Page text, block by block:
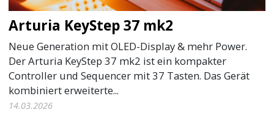
Arturia KeyStep 37 mk2
Neue Generation mit OLED-Display & mehr Power.
Der Arturia KeyStep 37 mk2 ist ein kompakter
Controller und Sequencer mit 37 Tasten. Das Gerät
kombiniert erweiterte...
14.03.2026